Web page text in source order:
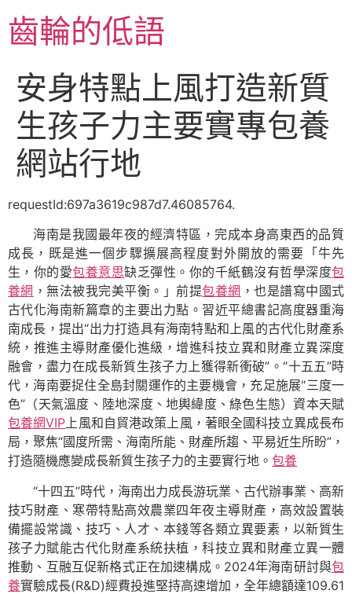
至
主齒輪的低語
安身特點上風打造新質
生孩子力主要實專包養
網站行地
requestId:697a3619c987d7.46085764.
海南是我國最年夜的經濟特區，完成本身高東西的品質
成長，既是進一個步驟擴展高程度對外開放的需要「牛先
生，你的愛包養意思缺乏彈性。你的千紙鶴沒有哲學深度包
養網 ，無法被我完美平衡。」前提包養網 ，也是譜寫中國式
古代化海南新篇章的主要出力點。習近平總書記高度器重海
南成長，提出“出力打造具有海南特點和上風的古代化財產系
統，推進主導財產優化進級，增進科技立異和財產立異深度
融會，盡力在成長新質生孩子力上獲得新衝破”。“十五五”時
代，海南要捉住全島封關運作的主要機會，充足施展“三度一
色”（天氣溫度、陸地深度、地輿緯度、綠色生態）資本天賦
包養網VIP上風和自貿港政策上風，著眼全國科技立異成長布
局，聚焦“國度所需、海南所能、財產所趨、平易近生所盼”，
打造隨機應變成長新質生孩子力的主要實行地。 包養
“十四五”時代，海南出力成長游玩業、古代辦事業、高新
技巧財產、寒帶特點高效農業四年夜主導財產，高效設置裝
備擺設常識、技巧、人才、本錢等各類立異要素，以新質生
孩子力賦能古代化財產系統扶植，科技立異和財產立異一體
推動、互融互促新格式正在加速構成。2024年海南研討與包
養實驗成長(R&D)經費投進堅持高速增加，全年總額達109.61